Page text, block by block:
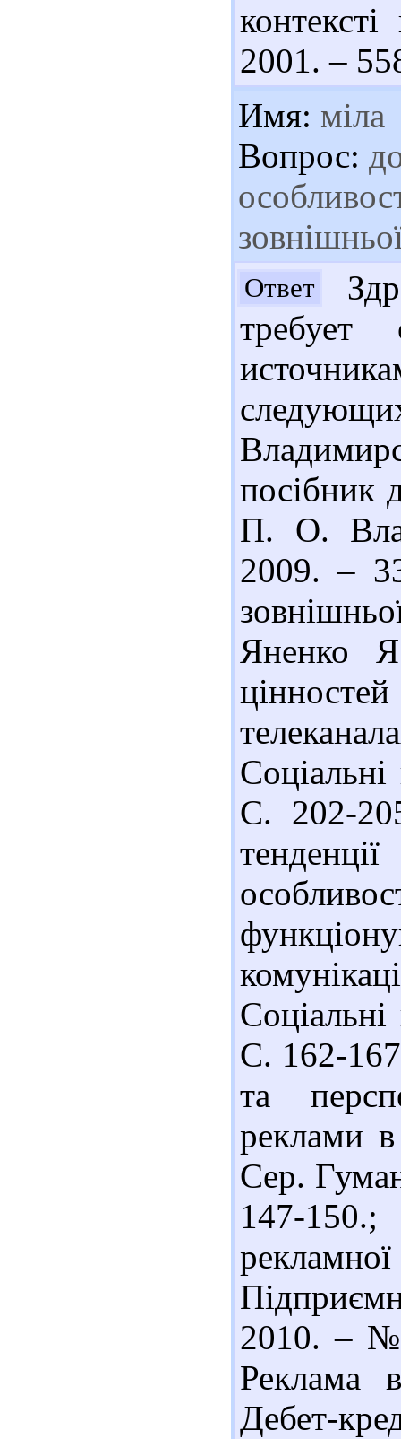
2001. –
Имя: міла
Вопрос:
Ответ
требует
посібник
П. О.
2009. –
Яненко
С. 202-
С. 162-
та
реклами
Сер.
147-
2010. –
Реклама
Дебет-